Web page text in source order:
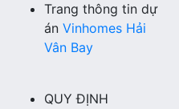
Trang thông tin dự
án Vinhomes Hải
Vân Bay
QUY ĐỊNH